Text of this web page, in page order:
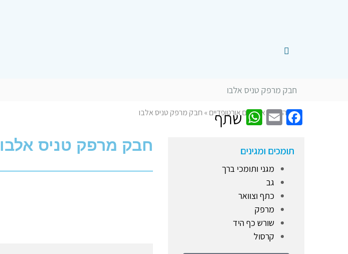
חבק מרפק טניס אלבו
דף הבית»אביזרים אורטופדיים» חבק מרפק טניס אלבו Facebook
Email
WhatsApp
שתף
תומכים ומגינים
מגני ותומכי ברך
גב
כתף וצוואר
מרפק
שורש כף היד
קרסול
חבק מרפק טניס אלבו